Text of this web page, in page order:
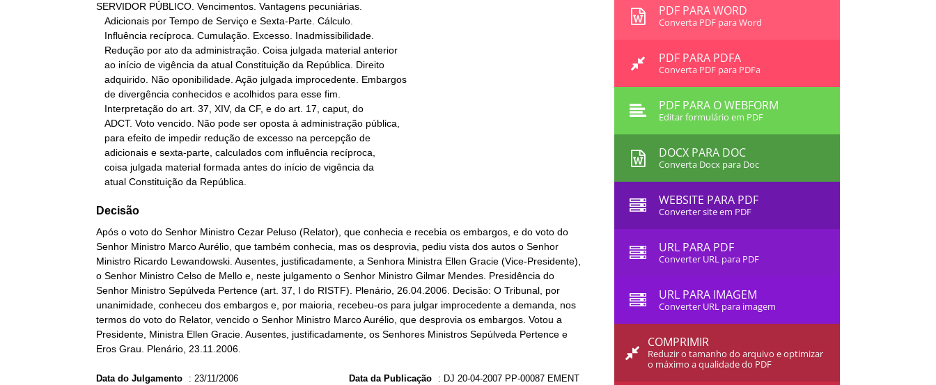
SERVIDOR PÚBLICO. Vencimentos. Vantagens pecuniárias.
   atual Constituição da República.
Decisão
Após o voto do Senhor Ministro Cezar Peluso (Relator), que conhecia e recebia os embargos, e do voto do
Senhor Ministro Marco Aurélio, que também conhecia, mas os desprovia, pediu vista dos autos o Senhor
Ministro Ricardo Lewandowski. Ausentes, justificadamente, a Senhora Ministra Ellen Gracie (Vice-Presidente),
o Senhor Ministro Celso de Mello e, neste julgamento o Senhor Ministro Gilmar Mendes. Presidência do
Senhor Ministro Sepúlveda Pertence (art. 37, I do RISTF). Plenário, 26.04.2006. Decisão: O Tribunal, por
unanimidade, conheceu dos embargos e, por maioria, recebeu-os para julgar improcedente a demanda, nos
termos do voto do Relator, vencido o Senhor Ministro Marco Aurélio, que desprovia os embargos. Votou a
Presidente, Ministra Ellen Gracie. Ausentes, justificadamente, os Senhores Ministros Sepúlveda Pertence e
Eros Grau. Plenário, 23.11.2006.
Data do Julgamento : 23/11/2006 Data da Publicação : DJ 20-04-2007 PP-00087 EMENT
PDF PARA WORD
Converta PDF para Word
PDF PARA PDFA
Converta PDF para PDFa
PDF PARA O WEBFORM
Editar formulário em PDF
DOCX PARA DOC
Converta Docx para Doc
WEBSITE PARA PDF
Converter site em PDF
URL PARA PDF
Converter URL para PDF
URL PARA IMAGEM
Converter URL para imagem
COMPRIMIR
Reduzir o tamanho do arquivo e optimizar
o máximo a qualidade do PDF